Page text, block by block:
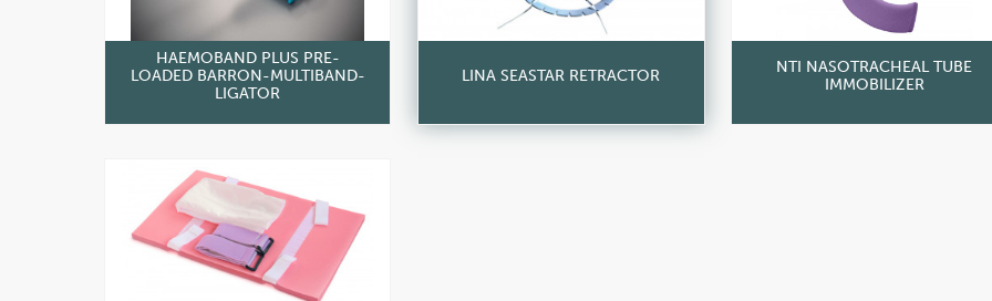
HAEMOBAND PLUS PRE-
LOADED BARRON-MULTIBAND-
LIGATOR
LINA SEASTAR RETRACTOR
NTI NASOTRACHEAL TUBE
IMMOBILIZER